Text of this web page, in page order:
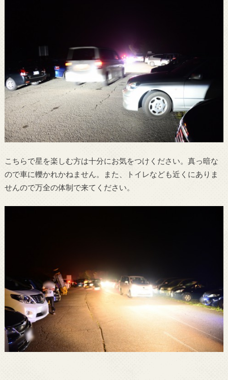
こちらで星を楽しむ方は十分にお気をつけください。真っ暗な
ので車に轢かれかねません。また、トイレなども近くにありま
せんので万全の体制で来てください。